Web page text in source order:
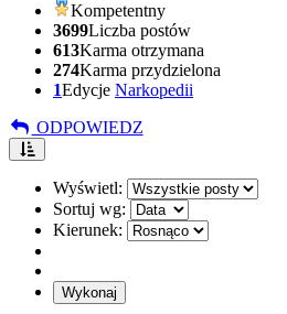
Kompetentny
3699Liczba postów
613Karma otrzymana
274Karma przydzielona
1Edycje Narkopedii
ODPOWIEDZ
Wyświetl:
Sortuj wg:
Kierunek: